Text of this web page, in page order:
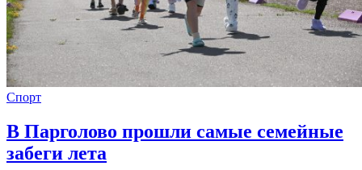
Спорт
В Парголово прошли самые семейные
забеги лета